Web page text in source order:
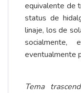
equivalente de
status de
linaje, los de
eventualmente
Tema